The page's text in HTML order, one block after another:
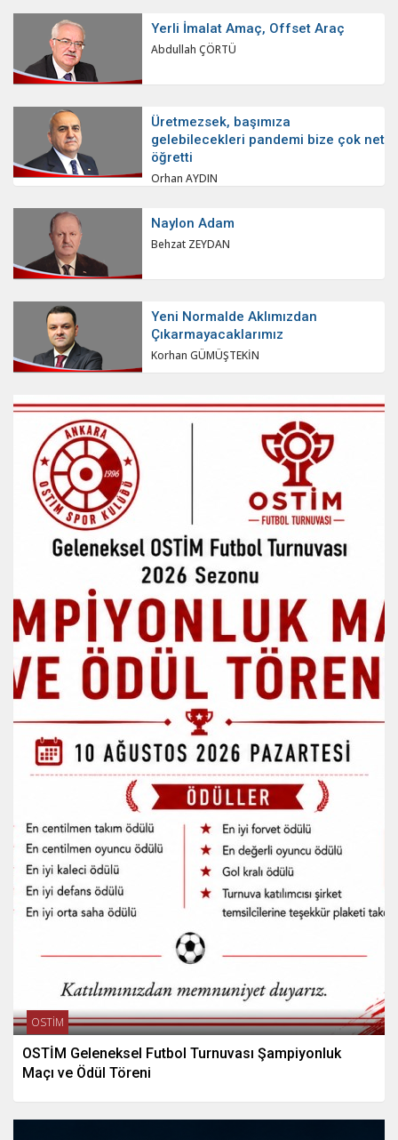
Yerli İmalat Amaç, Offset Araç
Abdullah ÇÖRTÜ
Üretmezsek, başımıza
gelebilecekleri pandemi bize çok net
öğretti
Orhan AYDIN
Naylon Adam
Behzat ZEYDAN
Yeni Normalde Aklımızdan
Çıkarmayacaklarımız
Korhan GÜMÜŞTEKİN
OSTİM
OSTİM Geleneksel Futbol Turnuvası Şampiyonluk
Maçı ve Ödül Töreni